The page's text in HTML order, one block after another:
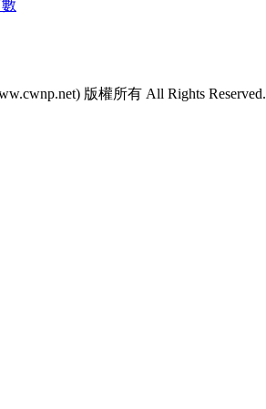
版權所有 All Rights Reserved.